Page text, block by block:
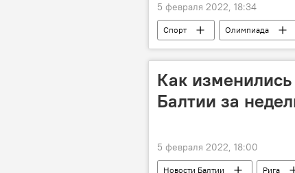
5 февраля 2022, 18:34
Спорт Олимпиада
Как
Балтии за
5 февраля 2022, 18:00
Новости Балтии Рига